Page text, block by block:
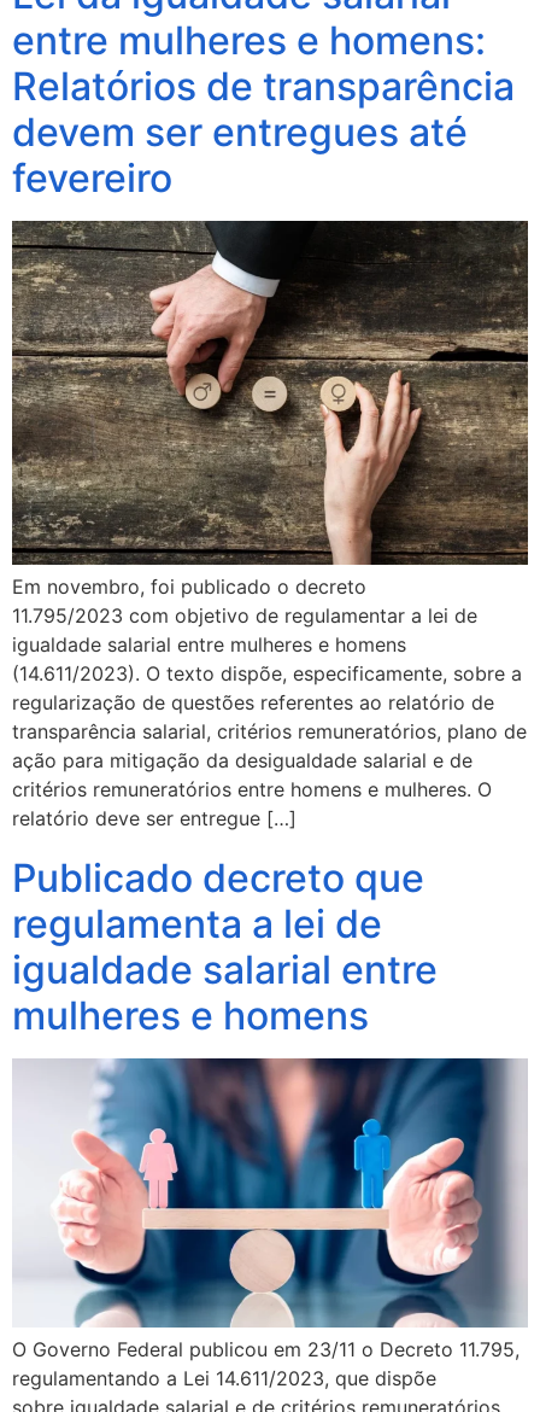
entre mulheres e homens:
Relatórios de transparência
devem ser entregues até
fevereiro
Em novembro, foi publicado o decreto
11.795/2023 com objetivo de regulamentar a lei de
igualdade salarial entre mulheres e homens
(14.611/2023). O texto dispõe, especificamente, sobre a
regularização de questões referentes ao relatório de
transparência salarial, critérios remuneratórios, plano de
ação para mitigação da desigualdade salarial e de
critérios remuneratórios entre homens e mulheres. O
relatório deve ser entregue […]
Publicado decreto que
regulamenta a lei de
igualdade salarial entre
mulheres e homens
O Governo Federal publicou em 23/11 o Decreto 11.795,
regulamentando a Lei 14.611/2023, que dispõe